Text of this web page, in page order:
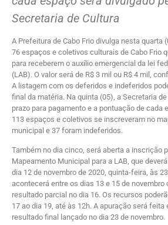
Secretaria de Cultura
A Prefeitura de Cabo Frio divulga nesta quarta
76 espaços e coletivos culturais de Cabo Frio
para receberem o auxílio emergencial da lei
(LAB). O valor será de R$ 3 mil ou R$ 4 mil,
A listagem com os deferidos e indeferidos
final da matéria. Na quinta (05), a Secretaria
prazo para pagamento e a pontuação de cada
113 espaços e coletivos se inscreveram no
municipal e 37 foram indeferidos.
Também no dia cinco, será aberta a inscrição
Mapeamento Municipal para a LAB, que
dia 12 de novembro de 2020, quinta-feira, às
acontecerá entre os dias 13 e 15 de novembro
resultado parcial no dia 16. Os recursos
17 ao dia 19, até às 12h. A apuração será feita
resultado final lançado no dia 23 de novembro.